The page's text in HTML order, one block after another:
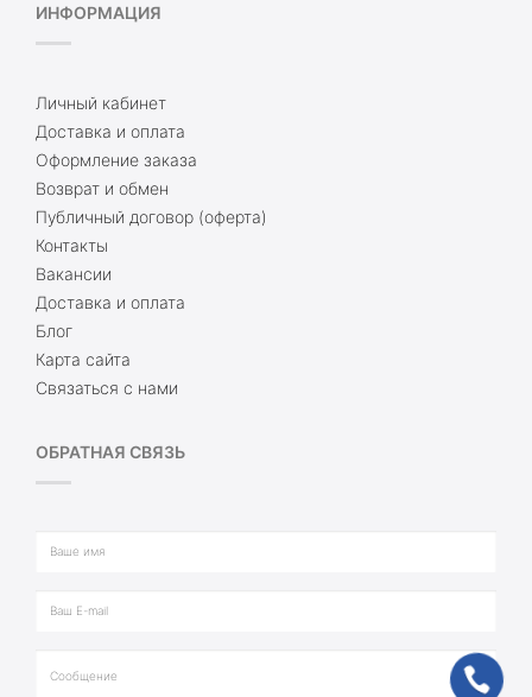
ИНФОРМАЦИЯ
Личный кабинет
Доставка и оплата
Оформление заказа
Возврат и обмен
Публичный договор (оферта)
Контакты
Вакансии
Доставка и оплата
Блог
Карта сайта
Связаться с нами
ОБРАТНАЯ СВЯЗЬ
ph